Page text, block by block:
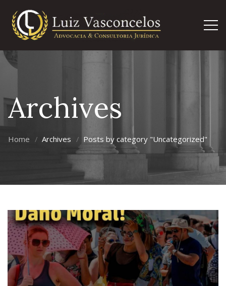
Archives
Home Archives Posts by category "Uncategorized"